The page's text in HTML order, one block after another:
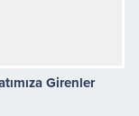
Girenler